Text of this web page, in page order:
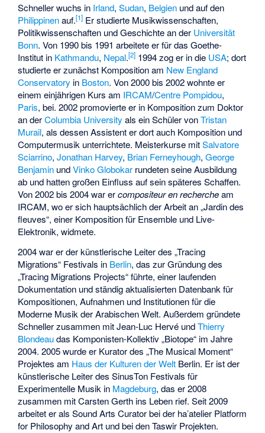
Schneller wuchs in Irland,Sudan, Belgien und auf den
Philippinenauf.[1] Er studierte Musikwissenschaften,
Politikwissenschaften und Geschichte an der Universität
Bonn. Von 1990 bis 1991 arbeitete er für das Goethe-
Institut in Kathmandu, Nepal.[2] 1994 zog er in die USA; dort
studierte er zunächst Komposition am New England
Conservatory in Boston. Von 2000 bis 2002 wohnte er
einem einjährigen Kurs am IRCAM/Centre Pompidou,
Paris, bei. 2002 promovierte er in Komposition zum Doktor
an derColumbia University als ein Schüler vonTristan
Murail, als dessen Assistent er dort auch Komposition und
Computermusik unterrichtete. Meisterkurse mitSalvatore
Sciarrino,Jonathan Harvey, Brian Ferneyhough,George
Benjamin undVinko Globokar rundeten seine Ausbildung
ab und hatten großen Einfluss auf sein späteres Schaffen.
Von 2002 bis 2004 war ercompositeur en rechercheam
IRCAM, wo er sich hauptsächlich der Arbeit an „Jardin des
fleuves“, einer Komposition für Ensemble und Live-
Elektronik, widmete.
2004 war er der künstlerische Leiter des „Tracing
Migrations“ Festivals in Berlin, das zur Gründung des
„Tracing Migrations Projects“ führte, einer laufenden
Dokumentation und ständig aktualisierten Datenbank für
Kompositionen, Aufnahmen und Institutionen für die
Moderne Musik der Arabischen Welt. Außerdem gründete
Schneller zusammen mit Jean-Luc Hervé undThierry
Blondeaudas Komponisten-Kollektiv „Biotope“ im Jahre
2004. 2005 wurde er Kurator des „The Musical Moment“
Projektes am Haus der Kulturen der Welt Berlin. Er ist der
künstlerische Leiter des SinusTon Festivals für
Experimentelle Musik in Magdeburg, das er 2008
zusammen mit Carsten Gerth ins Leben rief. Seit 2009
arbeitet er als Sound Arts Curator bei der ha’atelier Platform
for Philosophy and Art und bei den Taswir Projekten.